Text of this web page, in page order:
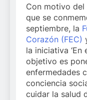
Con motivo del
que se
septiembre, la
Corazón (FEC)
la iniciativa ‘En
objetivo es
enfermedades
conciencia
cuidar la salud